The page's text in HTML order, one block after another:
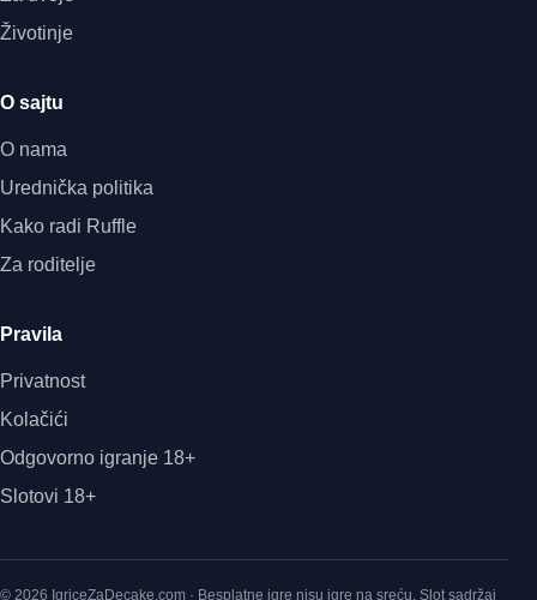
Životinje
O sajtu
O nama
Urednička politika
Kako radi Ruffle
Za roditelje
Pravila
Privatnost
Kolačići
Odgovorno igranje 18+
Slotovi 18+
© 2026 IgriceZaDecake.com · Besplatne igre nisu igre na sreću. Slot sadržaj